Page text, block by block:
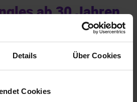
Details Über Cookies
Cookies
ab 30 Jahren